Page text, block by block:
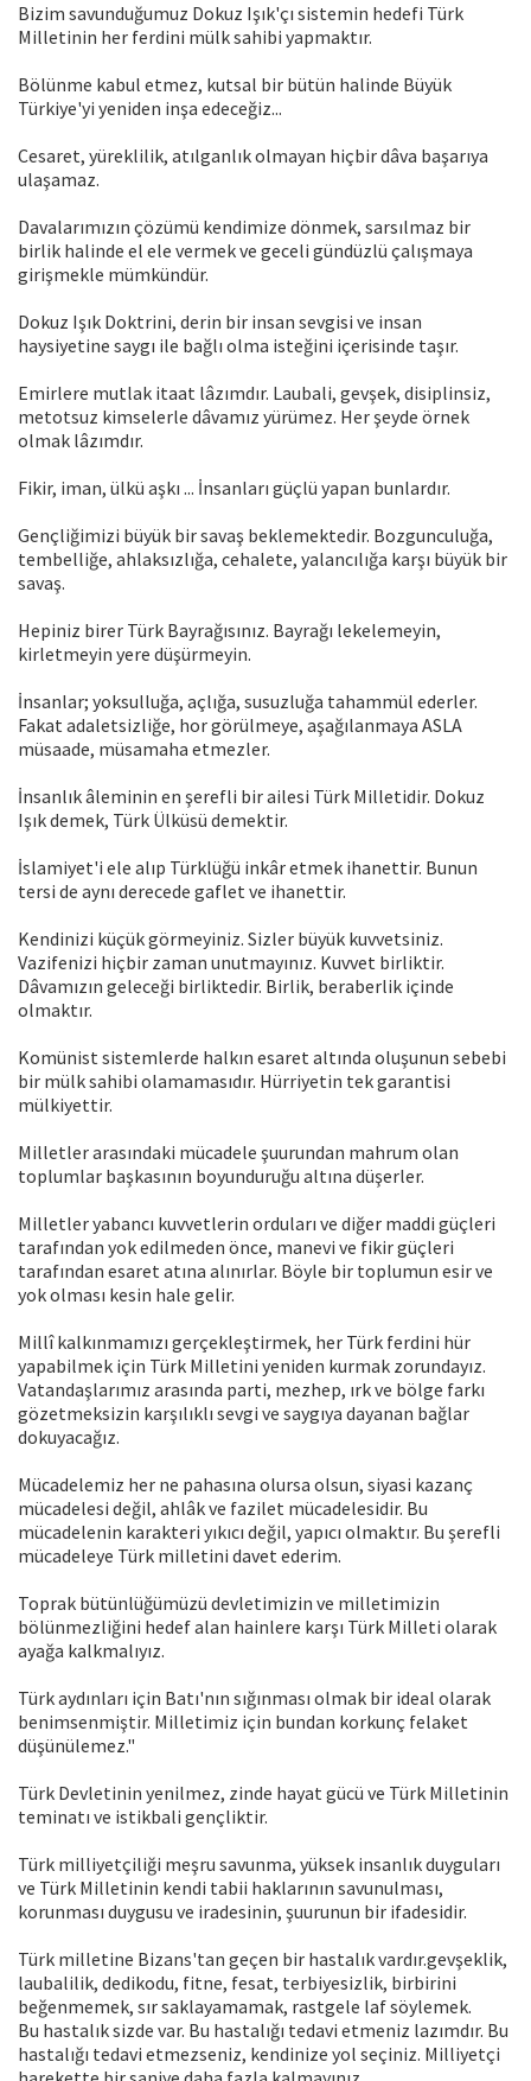
Bizim savunduğumuz Dokuz Işık'çı sistemin hedefi Türk
Milletinin her ferdini mülk sahibi yapmaktır.
Bölünme kabul etmez, kutsal bir bütün halinde Büyük
Türkiye'yi yeniden inşa edeceğiz...
Cesaret, yüreklilik, atılganlık olmayan hiçbir dâva başarıya
ulaşamaz.
Davalarımızın çözümü kendimize dönmek, sarsılmaz bir
birlik halinde el ele vermek ve geceli gündüzlü çalışmaya
girişmekle mümkündür.
Dokuz Işık Doktrini, derin bir insan sevgisi ve insan
haysiyetine saygı ile bağlı olma isteğini içerisinde taşır.
Emirlere mutlak itaat lâzımdır. Laubali, gevşek, disiplinsiz,
metotsuz kimselerle dâvamız yürümez. Her şeyde örnek
olmak lâzımdır.
Fikir, iman, ülkü aşkı ... İnsanları güçlü yapan bunlardır.
Gençliğimizi büyük bir savaş beklemektedir. Bozgunculuğa,
tembelliğe, ahlaksızlığa, cehalete, yalancılığa karşı büyük bir
savaş.
Hepiniz birer Türk Bayrağısınız. Bayrağı lekelemeyin,
kirletmeyin yere düşürmeyin.
İnsanlar; yoksulluğa, açlığa, susuzluğa tahammül ederler.
Fakat adaletsizliğe, hor görülmeye, aşağılanmaya ASLA
müsaade, müsamaha etmezler.
İnsanlık âleminin en şerefli bir ailesi Türk Milletidir. Dokuz
Işık demek, Türk Ülküsü demektir.
İslamiyet'i ele alıp Türklüğü inkâr etmek ihanettir. Bunun
tersi de aynı derecede gaflet ve ihanettir.
Kendinizi küçük görmeyiniz. Sizler büyük kuvvetsiniz.
Vazifenizi hiçbir zaman unutmayınız. Kuvvet birliktir.
Dâvamızın geleceği birliktedir. Birlik, beraberlik içinde
olmaktır.
Komünist sistemlerde halkın esaret altında oluşunun sebebi
bir mülk sahibi olamamasıdır. Hürriyetin tek garantisi
mülkiyettir.
Milletler arasındaki mücadele şuurundan mahrum olan
toplumlar başkasının boyunduruğu altına düşerler.
Milletler yabancı kuvvetlerin orduları ve diğer maddi güçleri
tarafından yok edilmeden önce, manevi ve fikir güçleri
tarafından esaret atına alınırlar. Böyle bir toplumun esir ve
yok olması kesin hale gelir.
Millî kalkınmamızı gerçekleştirmek, her Türk ferdini hür
yapabilmek için Türk Milletini yeniden kurmak zorundayız.
Vatandaşlarımız arasında parti, mezhep, ırk ve bölge farkı
gözetmeksizin karşılıklı sevgi ve saygıya dayanan bağlar
dokuyacağız.
Mücadelemiz her ne pahasına olursa olsun, siyasi kazanç
mücadelesi değil, ahlâk ve fazilet mücadelesidir. Bu
mücadelenin karakteri yıkıcı değil, yapıcı olmaktır. Bu şerefli
mücadeleye Türk milletini davet ederim.
Toprak bütünlüğümüzü devletimizin ve milletimizin
bölünmezliğini hedef alan hainlere karşı Türk Milleti olarak
ayağa kalkmalıyız.
Türk aydınları için Batı'nın sığınması olmak bir ideal olarak
benimsenmiştir. Milletimiz için bundan korkunç felaket
düşünülemez."
Türk Devletinin yenilmez, zinde hayat gücü ve Türk Milletinin
teminatı ve istikbali gençliktir.
Türk milliyetçiliği meşru savunma, yüksek insanlık duyguları
ve Türk Milletinin kendi tabii haklarının savunulması,
korunması duygusu ve iradesinin, şuurunun bir ifadesidir.
Türk milletine Bizans'tan geçen bir hastalık vardır.gevşeklik,
laubalilik, dedikodu, fitne, fesat, terbiyesizlik, birbirini
beğenmemek, sır saklayamamak, rastgele laf söylemek.
Bu hastalık sizde var. Bu hastalığı tedavi etmeniz lazımdır. Bu
hastalığı tedavi etmezseniz, kendinize yol seçiniz. Milliyetçi